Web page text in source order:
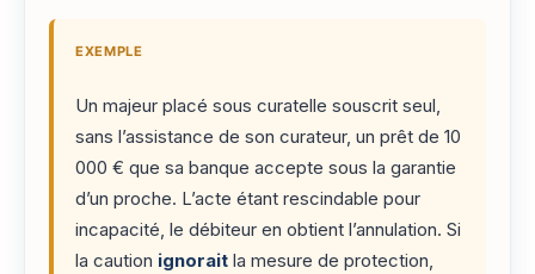
EXEMPLE
Un majeur placé sous curatelle souscrit seul,
sans l’assistance de son curateur, un prêt de 10
000 € que sa banque accepte sous la garantie
d’un proche. L’acte étant rescindable pour
incapacité, le débiteur en obtient l’annulation. Si
la caution ignorait la mesure de protection,